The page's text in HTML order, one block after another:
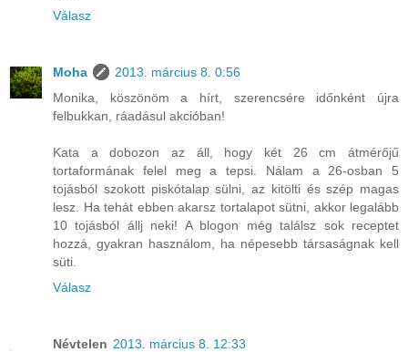
Válasz
Moha
2013. március 8. 0:56
Monika, köszönöm a hírt, szerencsére időnként újra
felbukkan, ráadásul akcióban!
Kata a dobozon az áll, hogy két 26 cm átmérőjű
tortaformának felel meg a tepsi. Nálam a 26-osban 5
tojásból szokott piskótalap sülni, az kitölti és szép magas
lesz. Ha tehát ebben akarsz tortalapot sütni, akkor legalább
10 tojásból állj neki! A blogon még találsz sok receptet
hozzá, gyakran használom, ha népesebb társaságnak kell
süti.
Válasz
Névtelen 2013. március 8. 12:33